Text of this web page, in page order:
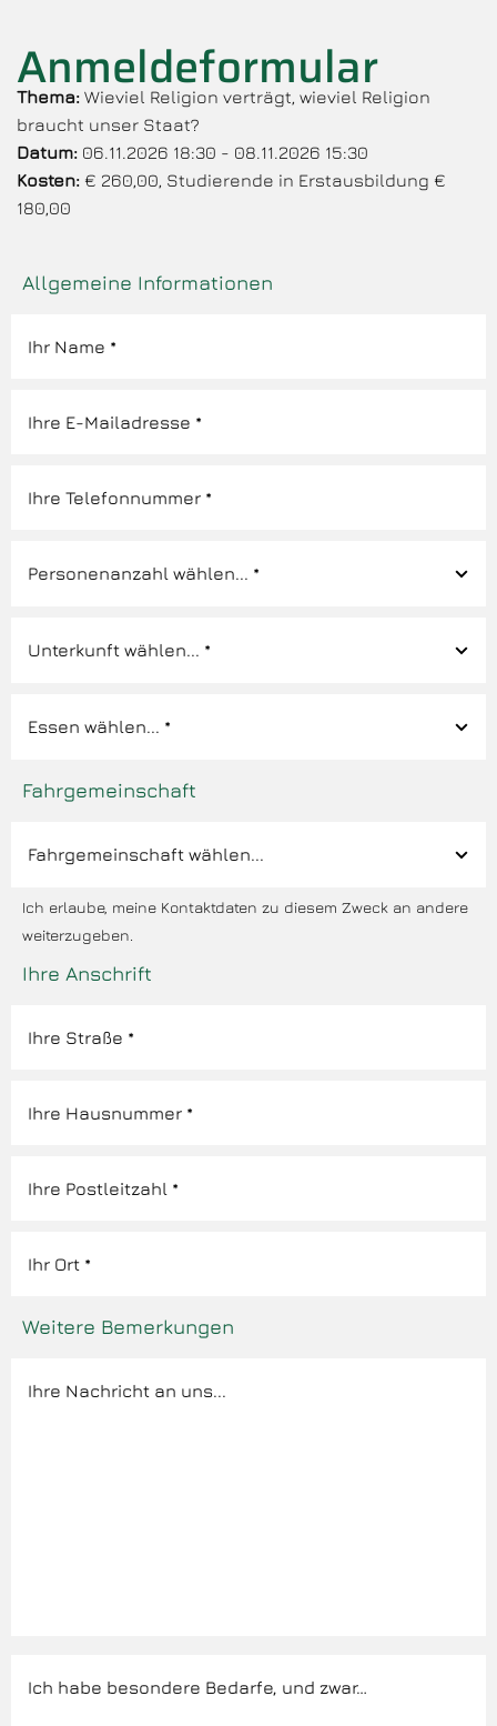
Anmeldeformular
Thema: Wieviel Religion verträgt, wieviel Religion
braucht unser Staat?
Datum: 06.11.2026 18:30 - 08.11.2026 15:30
Kosten: € 260,00, Studierende in Erstausbildung €
180,00
Allgemeine Informationen
Fahrgemeinschaft
Ich erlaube, meine Kontaktdaten zu diesem Zweck an andere
weiterzugeben.
Ihre Anschrift
Weitere Bemerkungen